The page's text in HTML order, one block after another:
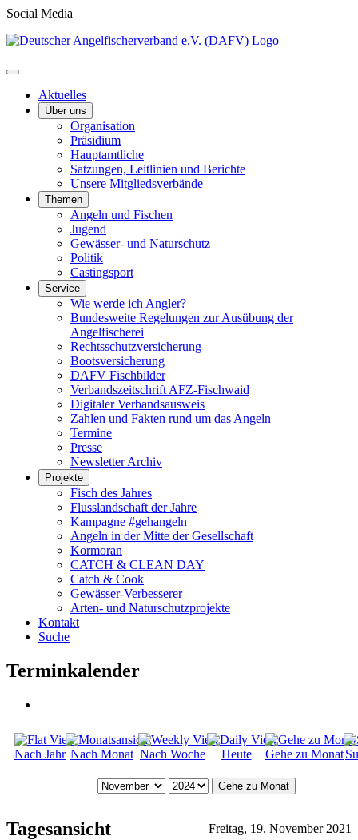
Social Media
Aktuelles
Über uns
Organisation
Präsidium
Hauptamtliche
Satzungen, Leitlinien und Berichte
Unsere Mitgliedsverbände
Themen
Angeln und Fischen
Jugend
Gewässer- und Naturschutz
Politik
Castingsport
Service
Wie werde ich Angler?
Bundesweite Regelungen zur Ausübung der
Angelfischerei
Rechtsschutzversicherung
Bootsversicherung
DAFV Fischbilder
Verbandszeitschrift AFZ-Fischwaid
Digitaler Verbandsausweis
Zahlen und Fakten rund um das Angeln
Termine
Presse
Newsletter Archiv
Projekte
Fisch des Jahres
Flusslandschaft der Jahre
Kampagne #gehangeln
Angeln in der Mitte der Gesellschaft
Kormoran
CATCH & CLEAN DAY
Catch & Cook
Gewässer-Verbesserer
Arten- und Naturschutzprojekte
Kontakt
Suche
Terminkalender
Nach Jahr Nach Monat Nach Woche Heute Gehe zu Monat
Gehe zu Monat
Tagesansicht Freitag, 19. November 2021